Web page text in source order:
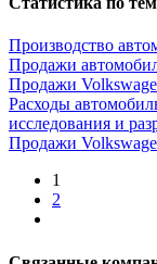
Производство
Продажи
Продажи
Расходы
исследования и
Продажи
1
2